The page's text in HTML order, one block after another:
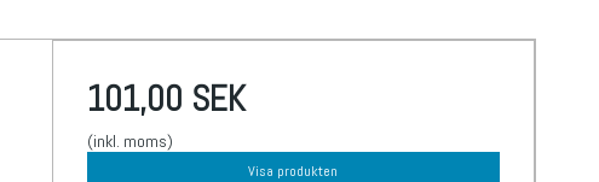
101,00 SEK
(inkl. moms)
Visa produkten